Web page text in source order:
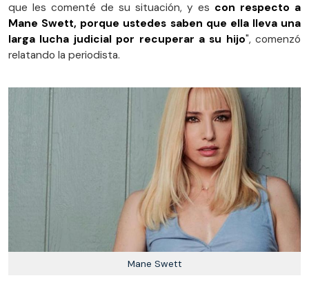
que les comenté de su situación, y es con respecto a
Mane Swett, porque ustedes saben que ella lleva una
larga lucha judicial por recuperar a su hijo", comenzó
relatando la periodista.
Mane Swett